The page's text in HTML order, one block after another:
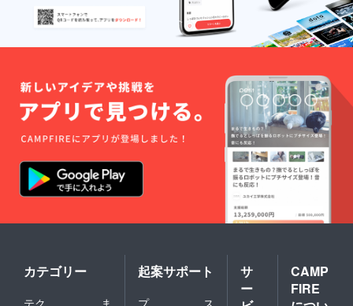
カテゴリー
テク
ま
起案サポート
プ
ス
サ
ー
CAMP
FIRE